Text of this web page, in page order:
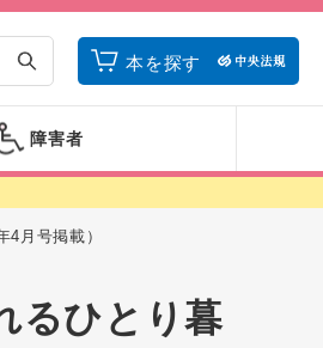
本を探す
障害者
月号掲載）
るひとり暮